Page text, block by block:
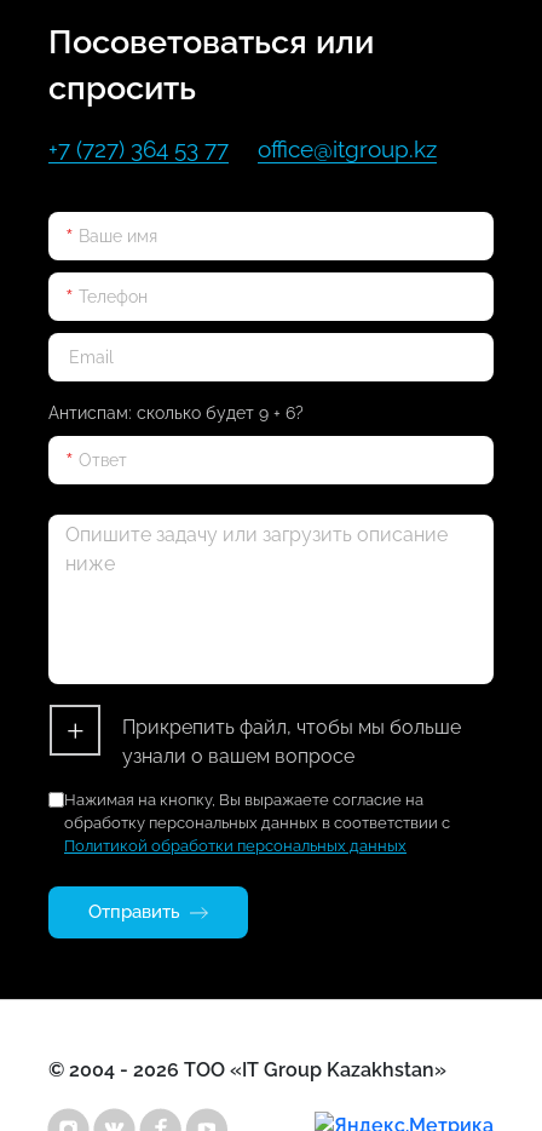
Посоветоваться или
спросить
+7 (727) 364 53 77 office@itgroup.kz
Антиспам: сколько будет 9 + 6?
+
Прикрепить файл, чтобы мы больше
узнали о вашем вопросе
Нажимая на кнопку, Вы выражаете согласие на
обработку персональных данных в соответствии с
Политикой обработки персональных данных
Отправить
© 2004 - 2026 ТОО «IT Group Kazakhstan»